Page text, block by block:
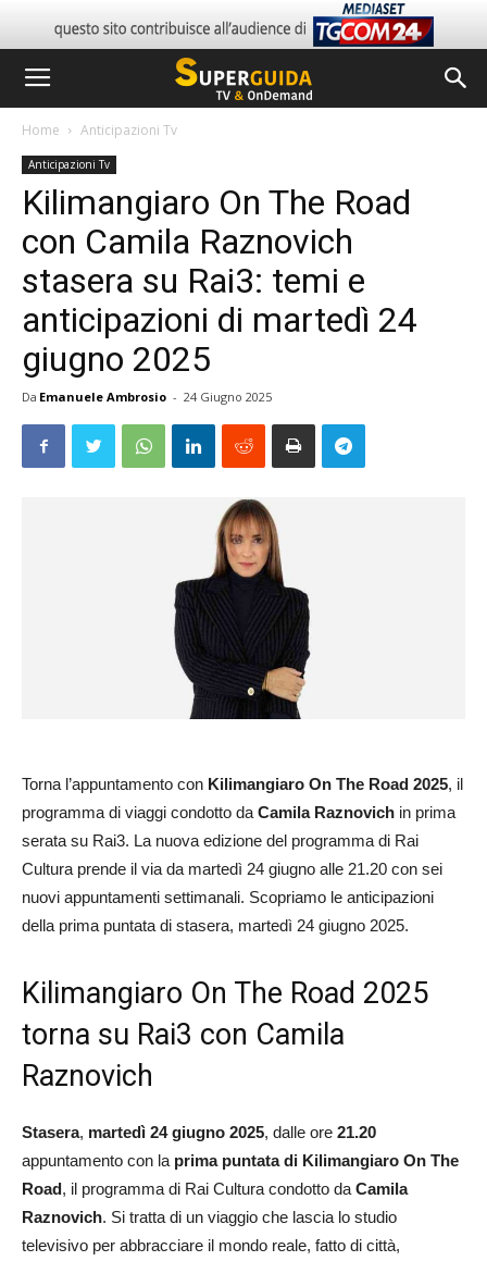
Home Anticipazioni Tv
Anticipazioni Tv
Kilimangiaro On The Road
con Camila Raznovich
stasera su Rai3: temi e
anticipazioni di martedì 24
giugno 2025
Da Emanuele Ambrosio - 24 Giugno 2025
Torna l’appuntamento con Kilimangiaro On The Road 2025, il
programma di viaggi condotto da Camila Raznovich in prima
serata su Rai3. La nuova edizione del programma di Rai
Cultura prende il via da martedì 24 giugno alle 21.20 con sei
nuovi appuntamenti settimanali. Scopriamo le anticipazioni
della prima puntata di stasera, martedì 24 giugno 2025.
Kilimangiaro On The Road 2025
torna su Rai3 con Camila
Raznovich
Stasera, martedì 24 giugno 2025, dalle ore 21.20
appuntamento con la prima puntata di Kilimangiaro On The
Road, il programma di Rai Cultura condotto da Camila
Raznovich. Si tratta di un viaggio che lascia lo studio
televisivo per abbracciare il mondo reale, fatto di città,